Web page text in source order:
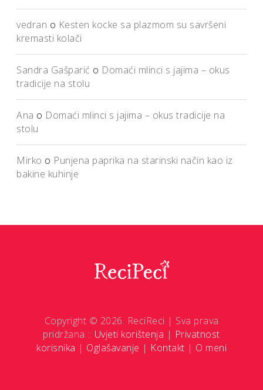
vedran o Kesten kocke sa plazmom su savršeni
kremasti kolači
Sandra Gašparić o Domaći mlinci s jajima – okus
tradicije na stolu
Ana o Domaći mlinci s jajima – okus tradicije na
stolu
Mirko o Punjena paprika na starinski način kao iz
bakine kuhinje
Copyright © 2026. ReciReci | Sva prava
pridržana :: Uvjeti korištenja | Privatnost
korisnika | Oglašavanje | Kontakt | O meni